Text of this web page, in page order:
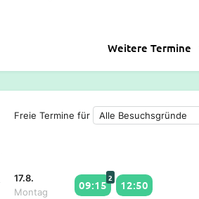
Weitere Termine
Freie Termine für
17.8.
Montag
09:15
2
12:50